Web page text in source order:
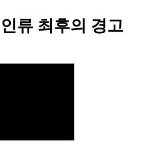
류 최후의 경고